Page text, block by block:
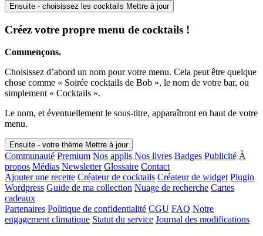
Ensuite - choisissez les cocktails Mettre à jour
Créez votre propre menu de cocktails !
Commençons.
Choisissez d’abord un nom pour votre menu. Cela peut être quelque
chose comme « Soirée cocktails de Bob », le nom de votre bar, ou
simplement « Cocktails ».
Le nom, et éventuellement le sous-titre, apparaîtront en haut de votre
menu.
Ensuite - votre thème Mettre à jour
Communauté Premium Nos applis Nos livres Badges Publicité À
propos Médias Newsletter Glossaire Contact
Ajouter une recette Créateur de cocktails Créateur de widget Plugin
Wordpress Guide de ma collection Nuage de recherche Cartes
cadeaux
Partenaires Politique de confidentialité CGU FAQ Notre
engagement climatique Statut du service Journal des modifications